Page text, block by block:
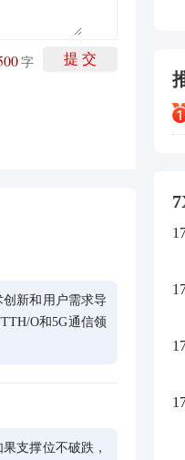
提 交
字
新和用户需求导
O和5G通信领
支撑位不破跌，